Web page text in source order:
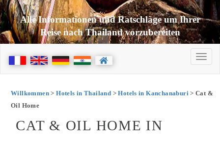
Alle Informationen und Ratschläge um Ihrer
Reise nach Thailand vorzubereiten
Willkommen>Hotels in Thailand >Hotels in Kanchanaburi> Cat &
Oil Home
CAT & OIL HOME IN